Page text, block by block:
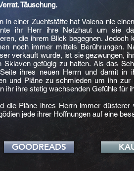
Täuschung.
in einer Zuchtstätte hat Valena nie
ihr Herr ihre Netzhaut um sie
die ihrem Blick begegnen. Jedoch
noch immer mittels Berührungen.
verkauft wurde, ist sie gezwungen,
Sklaven gefügig zu halten. Als das
ihres neuen Herrn und damit in
und Pläne zu schmieden um ihn
ihr ihre stetig wachsenden Gefühle für
die Pläne ihres Herrn immer düsterer
jede ihrer Hoffnungen auf eine
GOODREADS